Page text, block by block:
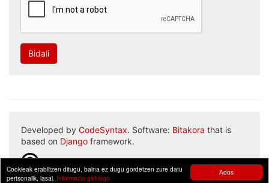
Ados
Cookieak erabiltzen ditugu, baina ez dugu gordetzen zure datu
pertsonalik, lasai. Informazio gehiago
Bidali
Developed by CodeSyntax. Software: Bitakora that is
based on Django framework.